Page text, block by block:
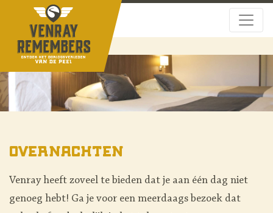
Overnachten
Venray heeft zoveel te bieden dat je aan één dag niet
genoeg hebt! Ga je voor een meerdaags bezoek dat